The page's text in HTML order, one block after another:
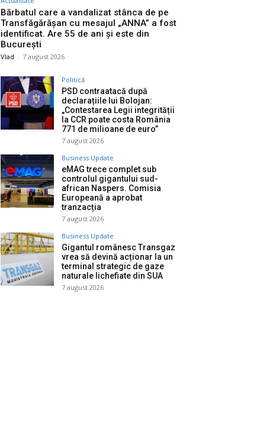
Bărbatul care a vandalizat stânca de pe
Transfăgărășan cu mesajul „ANNA” a fost
identificat. Are 55 de ani și este din
București
Vlad - 7 august 2026
Politică
PSD contraatacă după
declarațiile lui Bolojan:
„Contestarea Legii integrității
la CCR poate costa România
771 de milioane de euro”
7 august 2026
Business Update
eMAG trece complet sub
controlul gigantului sud-
african Naspers. Comisia
Europeană a aprobat
tranzacția
7 august 2026
Business Update
Gigantul românesc Transgaz
vrea să devină acționar la un
terminal strategic de gaze
naturale lichefiate din SUA
7 august 2026